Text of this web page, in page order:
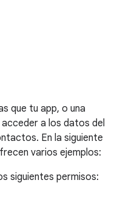
que tu app, o una
acceder a los datos del
En la siguiente
varios ejemplos:
siguientes permisos: